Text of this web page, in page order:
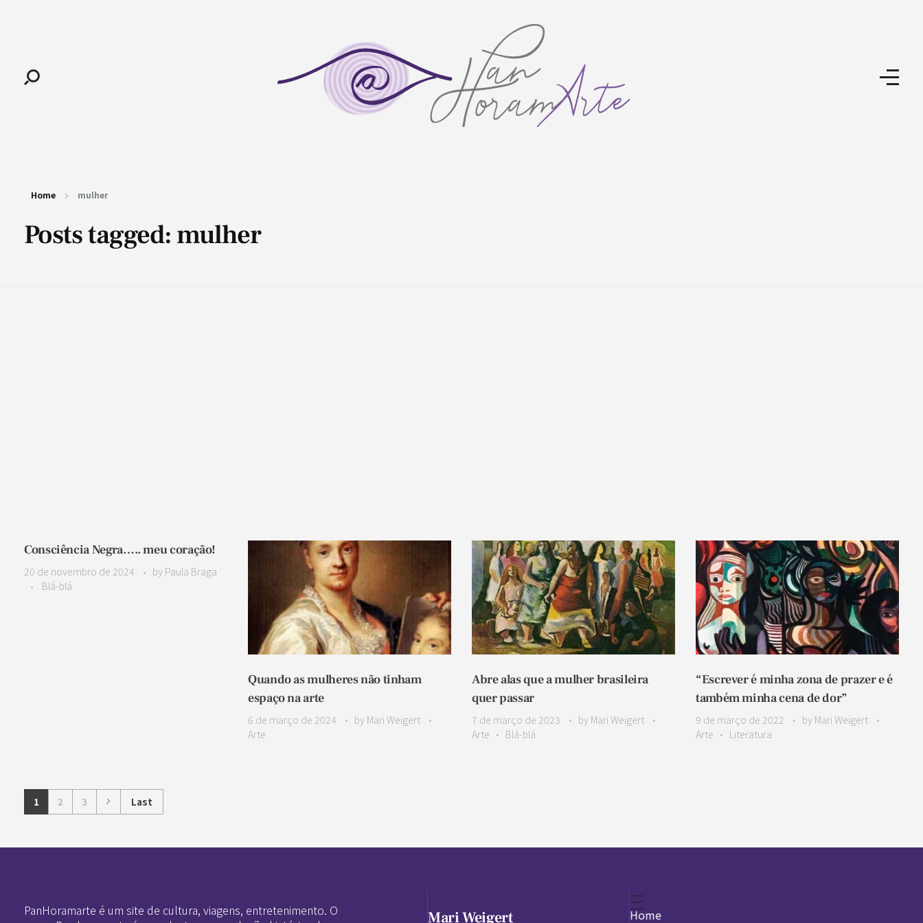
Home mulher
Posts tagged: mulher
Consciência Negra….. meu coração!
20 de novembro de 2024 by Paula Braga
Blá-blá
Quando as mulheres não tinham
espaço na arte
6 de março de 2024 by Mari Weigert
Arte
Abre alas que a mulher brasileira
quer passar
7 de março de 2023 by Mari Weigert
Arte
Blá-blá
“Escrever é minha zona de prazer e é
também minha cena de dor”
9 de março de 2022 by Mari Weigert
Arte
Literatura
1 2 3 Last
PanHoramarte é um site de cultura, viagens, entretenimento. O
Mari Weigert
Home